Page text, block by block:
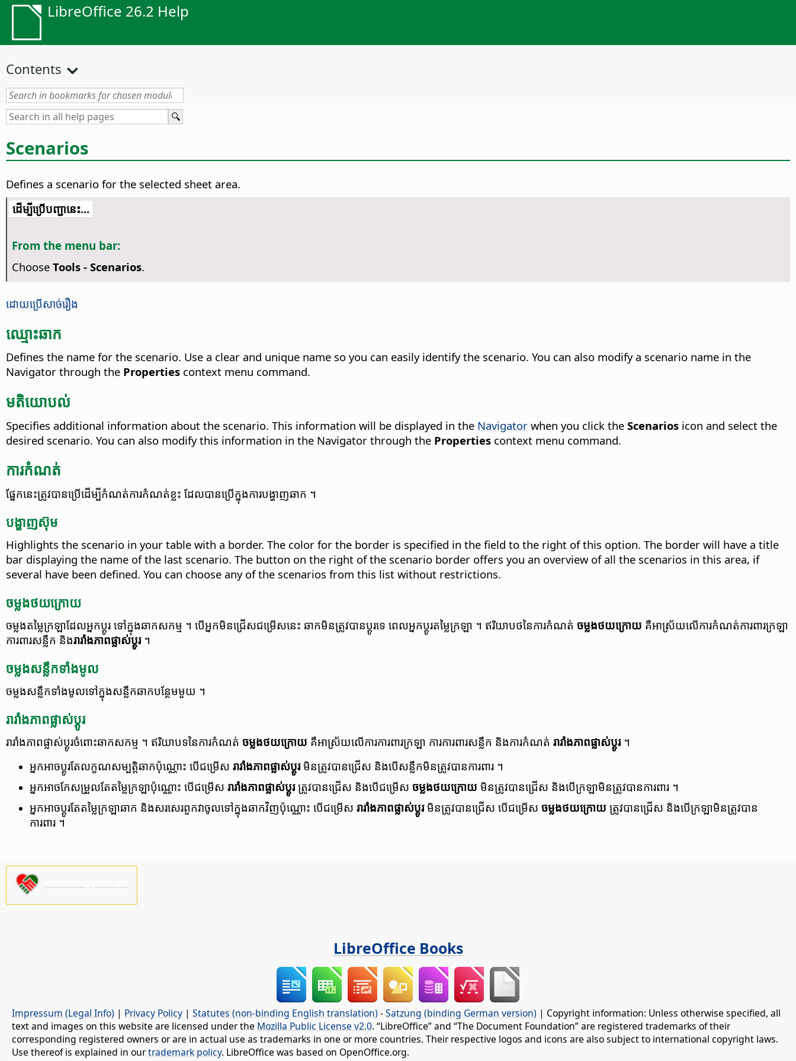
LibreOffice 26.2 Help
Contents
Scenarios
Defines a scenario for the selected sheet area.
​​ដើម្បី​ប្រើ​​បញ្ជា​នេះ...
From the menu bar:
Choose Tools - Scenarios.
ដោយ​ប្រើ​សាច់រឿង
ឈ្មោះ​ឆាក
Defines the name for the scenario. Use a clear and unique name so you can easily identify the scenario. You can also modify a scenario name in the
Navigator through the Properties context menu command.
មតិយោបល់
Specifies additional information about the scenario. This information will be displayed in the Navigator when you click the Scenarios icon and select the
desired scenario. You can also modify this information in the Navigator through the Properties context menu command.
ការកំណត់
ផ្នែក​នេះ​ត្រូវ​បាន​ប្រើ​ដើម្បី​កំណត់​ការ​កំណត់​ខ្លះ ដែល​បាន​ប្រើ​ក្នុង​ការ​បង្ហាញ​ឆាក ។
បង្ហាញ​ស៊ុម
Highlights the scenario in your table with a border. The color for the border is specified in the field to the right of this option. The border will have a title
bar displaying the name of the last scenario. The button on the right of the scenario border offers you an overview of all the scenarios in this area, if
several have been defined. You can choose any of the scenarios from this list without restrictions.
ចម្លង​ថយ​ក្រោយ
ចម្លង​តម្លៃ​ក្រឡា​​ដែល​អ្នក​ប្តូរ ទៅ​ក្នុង​ឆាក​សកម្ម ។ បើ​អ្នក​មិន​ជ្រើស​ជម្រើស​នេះ ឆាក​មិន​ត្រូវ​បាន​ប្តូរ​ទេ ពេល​អ្នក​ប្តូរ​តម្លៃ​ក្រឡា ។ ឥរិយាបថ​នៃ​ការ​កំណត់ ចម្លង​ថយ​ក្រោយ គឺ​អាស្រ័យ​លើ​ការ​កំណត់​ការពារ​ក្រឡា
ការពារ​សន្លឹក និង​រារាំង​ភាព​ផ្លាស់ប្តូរ។
ចម្លង​សន្លឹក​ទាំងមូល
ចម្លង​សន្លឹក​ទាំងមូល​ទៅ​ក្នុង​សន្លឹក​ឆាក​បន្ថែម​មួយ ។
រារាំង​ភាព​ផ្លាស់ប្តូរ
រារាំង​ភាព​ផ្លាស់ប្តូរ​ចំពោះ​ឆាក​សកម្ម ។ ឥរិយាបទ​នៃ​ការ​កំណត់ ចម្លង​ថយក្រោយ គឺ​អាស្រ័យ​លើ​ការ​ការពារ​ក្រឡា ការ​ការពារ​សន្លឹក និង​ការ​កំណត់ រារាំង​ភាព​ផ្លាស់ប្តូរ។
អ្នក​អាច​ប្តូរ​តែ​លក្ខណសម្បត្តិ​ឆាក​ប៉ុណ្ណោះ បើ​ជម្រើស រារាំង​ភាព​ផ្លាស់ប្តូរមិន​ត្រូវ​បាន​ជ្រើស និង​បើ​សន្លឹក​មិន​ត្រូវ​បាន​ការពារ ។
អ្នក​អាច​កែ​សម្រួល​​តែ​តម្លៃ​ក្រឡា​​ប៉ុណ្ណោះ បើ​ជម្រើស រារាំង​ភាព​ផ្លាស់ប្តូរ​​ត្រូវ​បាន​ជ្រើស និង​បើ​ជម្រើស ចម្លង​ថយ​ក្រោយ មិន​ត្រូវ​បាន​ជ្រើស និង​បើ​ក្រឡា​​មិន​ត្រូវ​បាន​ការពារ ។
​អ្នក​អាច​ប្តូរ​តែ​តម្លៃ​ក្រឡា​ឆាក និង​សរសេរ​ពួក​វា​ចូល​ទៅ​ក្នុង​ឆាក​វិញ​ប៉ុណ្ណោះ បើ​ជម្រើស រារាំង​ភាព​ផ្លាស់ប្តូរមិន​ត្រូវ​បាន​ជ្រើស បើ​ជម្រើស ចម្លង​ថយ​ក្រោយ ត្រូវ​បាន​ជ្រើស និង​បើ​ក្រឡា​​មិន​ត្រូវ​បាន​
ការពារ ។
LibreOffice Books
Impressum (Legal Info) | Privacy Policy | Statutes (non-binding English translation) -Satzung (binding German version) | Copyright information: Unless otherwise specified, all
text and images on this website are licensed under the Mozilla Public License v2.0. “LibreOffice” and “The Document Foundation” are registered trademarks of their
corresponding registered owners or are in actual use as trademarks in one or more countries. Their respective logos and icons are also subject to international copyright laws.
Use thereof is explained in ourtrademark policy. LibreOffice was based on OpenOffice.org.